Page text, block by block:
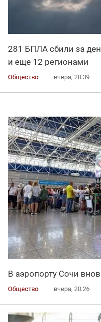
281 БПЛА сбили за
и еще 12 регионами
Общество вчера, 20:39
В аэропорту Сочи
Общество вчера, 20:26